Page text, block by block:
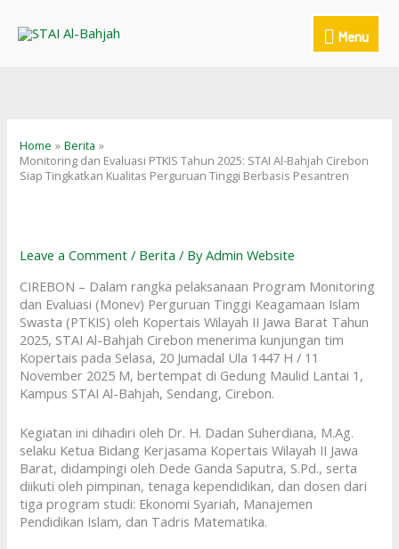
content
Menu
Menu
Home
Berita
Monitoring dan Evaluasi PTKIS Tahun 2025: STAI Al-Bahjah Cirebon
Siap Tingkatkan Kualitas Perguruan Tinggi Berbasis Pesantren
Leave a Comment / Berita / ByAdmin Website
CIREBON – Dalam rangka pelaksanaan Program Monitoring
dan Evaluasi (Monev) Perguruan Tinggi Keagamaan Islam
Swasta (PTKIS) oleh Kopertais Wilayah II Jawa Barat Tahun
2025, STAI Al-Bahjah Cirebon menerima kunjungan tim
Kopertais pada Selasa, 20 Jumadal Ula 1447 H / 11
November 2025 M, bertempat di Gedung Maulid Lantai 1,
Kampus STAI Al-Bahjah, Sendang, Cirebon.
Kegiatan ini dihadiri oleh Dr. H. Dadan Suherdiana, M.Ag.
selaku Ketua Bidang Kerjasama Kopertais Wilayah II Jawa
Barat, didampingi oleh Dede Ganda Saputra, S.Pd., serta
diikuti oleh pimpinan, tenaga kependidikan, dan dosen dari
tiga program studi: Ekonomi Syariah, Manajemen
Pendidikan Islam, dan Tadris Matematika.